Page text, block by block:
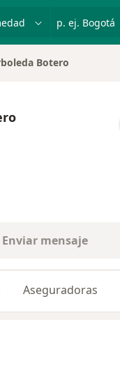
p. ej. Bogotá
Botero
Enviar mensaje
Aseguradoras